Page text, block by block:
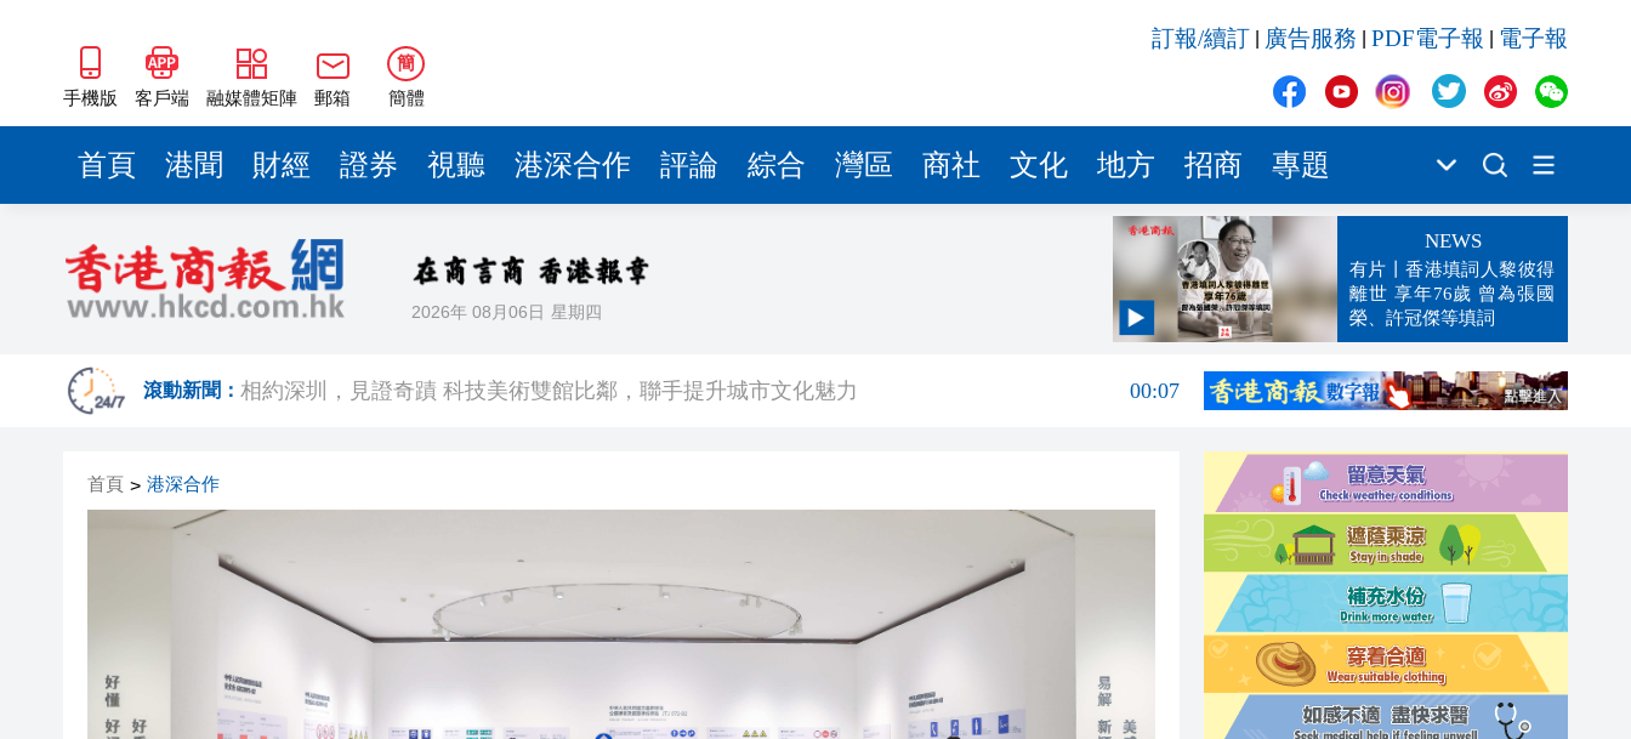
手機版 客戶端 融媒體矩陣 郵箱
簡
簡體
訂報/續訂 廣告服務 PDF電子報 電子報
首頁 港聞 財經 證券 視聽 港深合作 評論 綜合 灣區 商社 文化 地方 招商 專題
2026年 08月06日 星期四
NEWS
有片丨香港填詞人黎彼得
離世 享年76歲 曾為張國
榮、許冠傑等填詞
滾動新聞：
00:19
相約深圳，見證奇蹟 科技美術雙館比鄰，聯手提升城市文化魅力
00:07
有片丨孕婦羊水破裂即將臨盆 正遇晚高峰 情況危急 鐵騎交警一路開道護送
東涌巴士撞電單車 巴士司機涉危駕被捕
有片丨清淡不等於吃素！ 清淡飲食正在毀掉很多老人的晚年健康
首頁 > 港深合作